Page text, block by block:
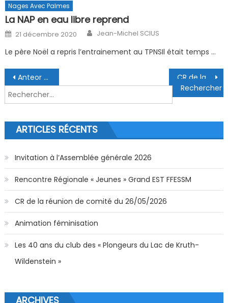
Nages Avec Palmes
La NAP en eau libre reprend
Posted on
21 décembre 2020 Author
Jean-Michel SCIUS
Le père Noël a repris l’entrainement au TPNSIl était temps …
Navigation de l’article
Anteor Codep68
Rechercher :
ARTICLES RÉCENTS
Invitation à l’Assemblée générale 2026
Rencontre Régionale « Jeunes » Grand EST FFESSM
CR de la réunion de comité du 26/05/2026
Animation féminisation
Les 40 ans du club des « Plongeurs du Lac de Kruth-
Wildenstein »
ARCHIVES